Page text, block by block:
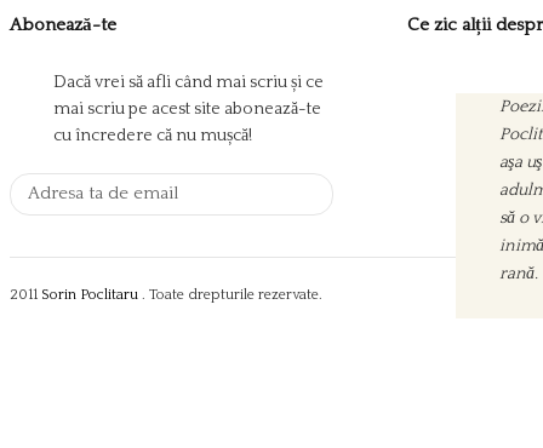
Abonează-te
Dacă vrei să afli când mai scriu și ce
mai scriu pe acest site abonează-te
cu încredere că nu mușcă!
Ce zic alții
aşa
să o
rană.
2011 Sorin Poclitaru . Toate drepturile rezervate.